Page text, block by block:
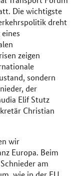
Die wichtigste
dreht
zeigen
sondern
der
Elif Stutz
Christian
wir
Europa. Beim
am